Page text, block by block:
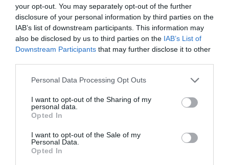
your opt-out. You may separately opt-out of the further
disclosure of your personal information by third parties on the
IAB’s list of downstream participants. This information may
also be disclosed by us to third parties on the IAB’s List of
Downstream Participants that may further disclose it to other
Personal Data Processing Opt Outs
I want to opt-out of the Sharing of my
personal data.
Opted In
I want to opt-out of the Sale of my
Personal Data.
Opted In
quatre terminals intermodals a Catalunya, una de
les quals podria ser elcentre intermodal del Far-
Vilamalla
(Girona).
Així mateix, ha reclamatfer arribar l'ample de via
internacional de Figueres (Girona) a Portbou
Cambra de Comerç per possibilitar un enllaç
ferroviari amb Europa -primer pas per consolidar
el Corredor del Mediterrani- i eliminar els combois
de mercaderies de la via d'alta velocitat.